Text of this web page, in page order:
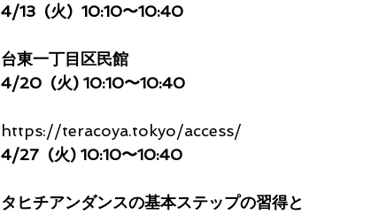
4/13  (火)  10:10〜10:40
台東一丁目区民館
4/20  (火) 10:10〜10:40
https://teracoya.tokyo/access/
4/27  (火) 10:10〜10:40
タヒチアンダンスの基本ステップの習得と